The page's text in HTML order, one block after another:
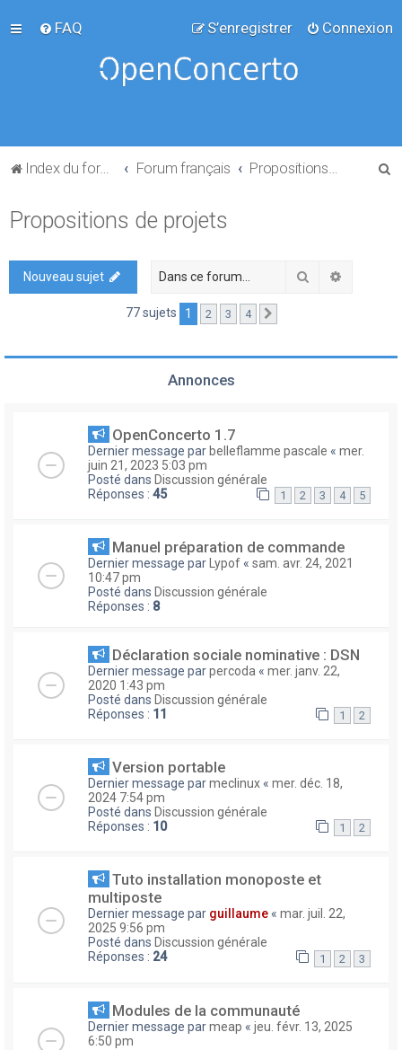
FAQ Connexion
S’enregistrer
Index du forum Forum français
Propositions de projets
Nouveau sujet Rechercher
77 sujets 1 2 3 4
Annonces
OpenConcerto 1.7
Dernier message par belleflamme pascale « mer.
juin 21, 2023 5:03 pm
Posté dans Discussion générale
Réponses : 45 1 2 3 4 5
Manuel préparation de commande
Dernier message par Lypof « sam. avr. 24, 2021
10:47 pm
Posté dans Discussion générale
Réponses : 8
Déclaration sociale nominative : DSN
Dernier message parpercoda « mer. janv. 22,
2020 1:43 pm
Posté dans Discussion générale
Réponses : 11 1 2
Version portable
Dernier message parmeclinux « mer. déc. 18,
2024 7:54 pm
Posté dans Discussion générale
Réponses : 10 1 2
Tuto installation monoposte et
multiposte
Dernier message par guillaume « mar. juil. 22,
2025 9:56 pm
Posté dans Discussion générale
Réponses : 24 1 2 3
Modules de la communauté
Dernier message parmeap « jeu. févr. 13, 2025
6:50 pm